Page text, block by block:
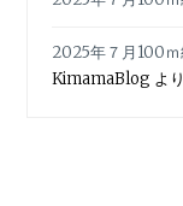
2025年７月100ｍ
KimamaBlog より